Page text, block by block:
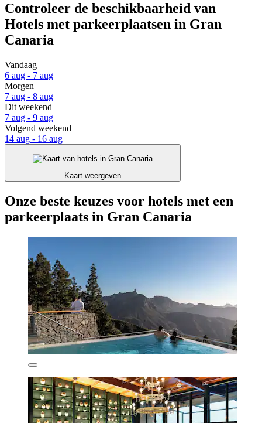
Controleer de beschikbaarheid van
Hotels met parkeerplaatsen in Gran
Canaria
Vandaag
6 aug - 7 aug
Morgen
7 aug - 8 aug
Dit weekend
7 aug - 9 aug
Volgend weekend
14 aug - 16 aug
Kaart weergeven
Onze beste keuzes voor hotels met een
parkeerplaats in Gran Canaria